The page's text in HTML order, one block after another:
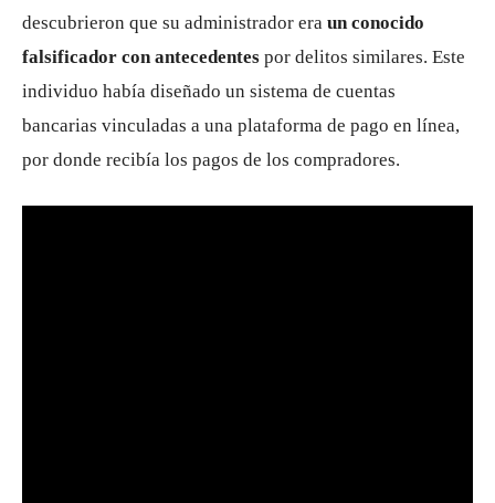
descubrieron que su administrador era un conocido
falsificador con antecedentes por delitos similares. Este
individuo había diseñado un sistema de cuentas
bancarias vinculadas a una plataforma de pago en línea,
por donde recibía los pagos de los compradores.